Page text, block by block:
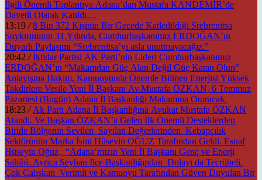
İlgili Önemli Toplantıya Adana’dan Mustafa KANDEMİR’de
Davetli Olarak Katıldı…
13:19 / 8 Bin 372 Kişinin Bir Gecede Katledildiği Srebrenitsa
Soykırımının 31.Yılında, Cumhurbaşkanımız ERDOĞAN’ın
Duyarlı Paylaşımı “Srebrenitsa’yı asla unutmayacağız.”
20:42 / İktidar Partisi AK Parti’nin Lideri Cumhurbaşkanımız
ERDOĞAN’ın “Makamdan Güç Alan Değil Güç Katan Olun”
Anlayışına Hakim, Kamuoyunda Önemle Bilinen Enerjisi Yüksek
Takdirlere Vesile Yeni İl Başkanı Av.Mustafa ÖZKAN, 6 Temmuz
Pazartesi (Bugün) Adana İl Başkanlığı Makamına Oturacak.
18:23 / Ak Parti Adana İl Başkanlığına Avukat Mustafa ÖZKAN
Atandı. Ve Başkan ÖZKAN’a Gelen İlk Önemli Desteklerden
Biride Bölgenin Sevilen Sayılan Değerlerinden Kebapçılık
Sektörünün Marka İsmi Hüseyin OĞUZ Tarafından Geldi. Esnaf
Hüseyin Oğuz, “Adana’mızın Yeni İl Başkanı Genç ve Enerji
Sahibi. Ayrıca Seyhan İlçe Başkanlığından Dolayı da Tecrübeli.
Çok Çalışkan Verimli ve Kamuoyu Tarafından Güven Duyulan Bir